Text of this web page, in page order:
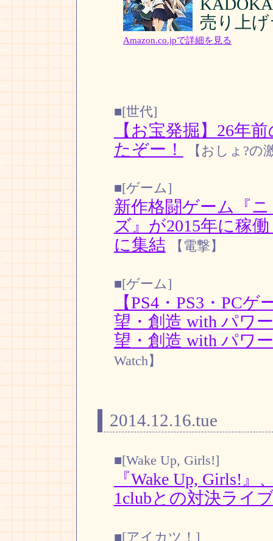
売り上
Amazon.co.jpで詳細を見る
■[世代]
【お宝発掘】26年
たぞー！
【おしょ?
■[ゲーム]
新作格闘ゲーム『
ズ』が2015年に稼
に集結
【電撃】
■[ゲーム]
【PS4・PS3・PC
望・創造 with パワ
望・創造 with パワ
Watch】
2014.12.16.tue
■[Wake Up, Girls!]
『Wake Up, Girls!
1clubとの対決ライ
■[アイカツ！]